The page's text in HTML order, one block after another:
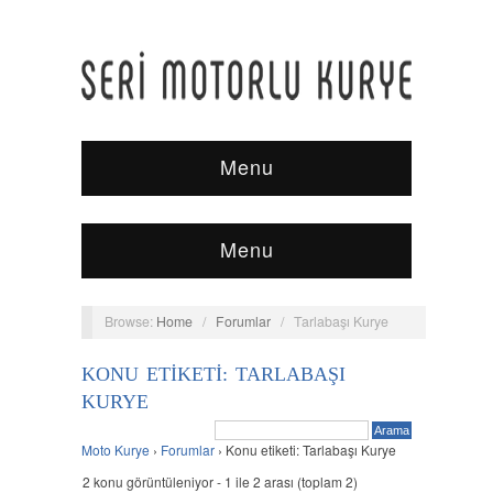
Menu
Menu
Browse: Home / Forumlar / Tarlabaşı Kurye
KONU ETIKETI: TARLABAŞI
KURYE
Moto Kurye › Forumlar › Konu etiketi: Tarlabaşı Kurye
2 konu görüntüleniyor - 1 ile 2 arası (toplam 2)